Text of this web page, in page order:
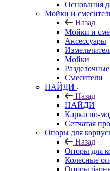
Основания
Мойки и
Назад
Мойки и
Аксессуары
Мойки
Смесители
НАЙДИ
Назад
НАЙДИ
Каркасно-
Сетчатая
Опоры для
Назад
Опоры для
Колесные
Опоры